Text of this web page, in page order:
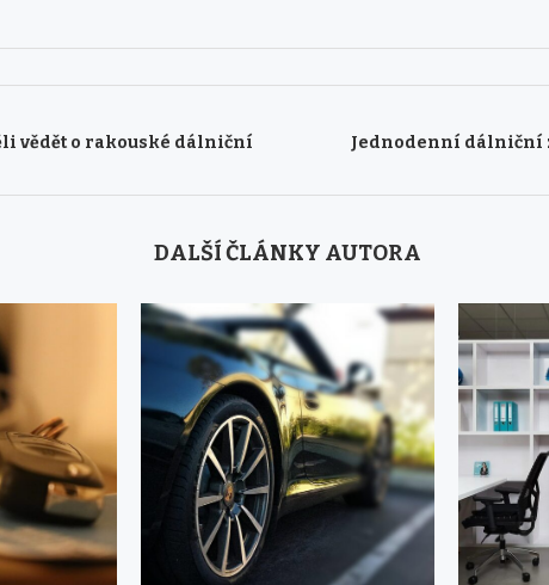
vědět o rakouské dálniční
Jednodenní dálniční
DALŠÍ ČLÁNKY AUTORA